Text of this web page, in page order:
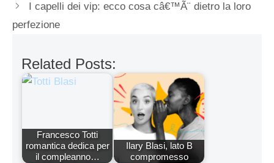
I capelli dei vip: ecco cosa câ€™Ã¨ dietro la loro
perfezione
Related Posts:
Francesco Totti
romantica dedica per
il compleanno…
Ilary Blasi, lato B
compromesso